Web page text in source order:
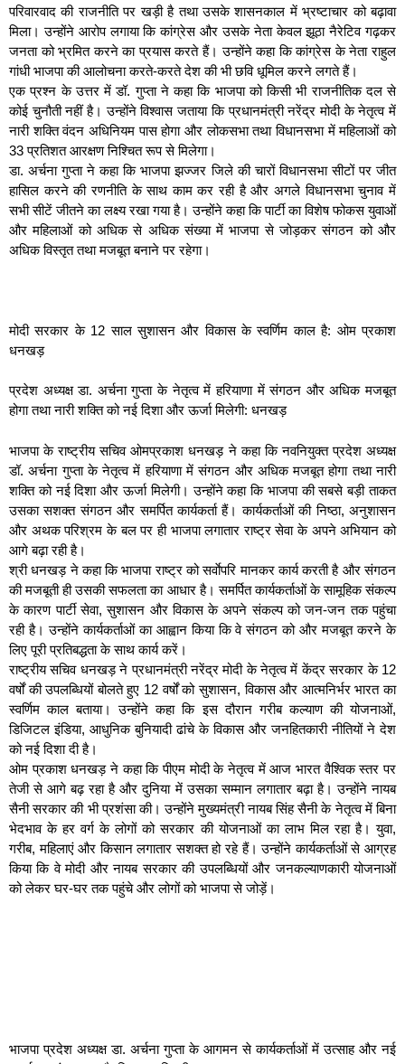
परिवारवाद की राजनीति पर खड़ी है तथा उसके शासनकाल में भ्रष्टाचार को बढ़ावा
मिला। उन्होंने आरोप लगाया कि कांग्रेस और उसके नेता केवल झूठा नैरेटिव गढ़कर
जनता को भ्रमित करने का प्रयास करते हैं। उन्होंने कहा कि कांग्रेस के नेता राहुल
गांधी भाजपा की आलोचना करते-करते देश की भी छवि धूमिल करने लगते हैं।
एक प्रश्न के उत्तर में डॉ. गुप्ता ने कहा कि भाजपा को किसी भी राजनीतिक दल से
कोई चुनौती नहीं है। उन्होंने विश्वास जताया कि प्रधानमंत्री नरेंद्र मोदी के नेतृत्व में
नारी शक्ति वंदन अधिनियम पास होगा और लोकसभा तथा विधानसभा में महिलाओं को
33 प्रतिशत आरक्षण निश्चित रूप से मिलेगा।
डा. अर्चना गुप्ता ने कहा कि भाजपा झज्जर जिले की चारों विधानसभा सीटों पर जीत
हासिल करने की रणनीति के साथ काम कर रही है और अगले विधानसभा चुनाव में
सभी सीटें जीतने का लक्ष्य रखा गया है। उन्होंने कहा कि पार्टी का विशेष फोकस युवाओं
और महिलाओं को अधिक से अधिक संख्या में भाजपा से जोड़कर संगठन को और
अधिक विस्तृत तथा मजबूत बनाने पर रहेगा।
मोदी सरकार के 12 साल सुशासन और विकास के स्वर्णिम काल है: ओम प्रकाश
धनखड़
प्रदेश अध्यक्ष डा. अर्चना गुप्ता के नेतृत्व में हरियाणा में संगठन और अधिक मजबूत
होगा तथा नारी शक्ति को नई दिशा और ऊर्जा मिलेगी: धनखड़
भाजपा के राष्ट्रीय सचिव ओमप्रकाश धनखड़ ने कहा कि नवनियुक्त प्रदेश अध्यक्ष
डॉ. अर्चना गुप्ता के नेतृत्व में हरियाणा में संगठन और अधिक मजबूत होगा तथा नारी
शक्ति को नई दिशा और ऊर्जा मिलेगी। उन्होंने कहा कि भाजपा की सबसे बड़ी ताकत
उसका सशक्त संगठन और समर्पित कार्यकर्ता हैं। कार्यकर्ताओं की निष्ठा, अनुशासन
और अथक परिश्रम के बल पर ही भाजपा लगातार राष्ट्र सेवा के अपने अभियान को
आगे बढ़ा रही है।
श्री धनखड़ ने कहा कि भाजपा राष्ट्र को सर्वाेपरि मानकर कार्य करती है और संगठन
की मजबूती ही उसकी सफलता का आधार है। समर्पित कार्यकर्ताओं के सामूहिक संकल्प
के कारण पार्टी सेवा, सुशासन और विकास के अपने संकल्प को जन-जन तक पहुंचा
रही है। उन्होंने कार्यकर्ताओं का आह्वान किया कि वे संगठन को और मजबूत करने के
लिए पूरी प्रतिबद्धता के साथ कार्य करें।
राष्ट्रीय सचिव धनखड़ ने प्रधानमंत्री नरेंद्र मोदी के नेतृत्व में केंद्र सरकार के 12
वर्षों की उपलब्धियों बोलते हुए 12 वर्षों को सुशासन, विकास और आत्मनिर्भर भारत का
स्वर्णिम काल बताया। उन्होंने कहा कि इस दौरान गरीब कल्याण की योजनाओं,
डिजिटल इंडिया, आधुनिक बुनियादी ढांचे के विकास और जनहितकारी नीतियों ने देश
को नई दिशा दी है।
ओम प्रकाश धनखड़ ने कहा कि पीएम मोदी के नेतृत्व में आज भारत वैश्विक स्तर पर
तेजी से आगे बढ़ रहा है और दुनिया में उसका सम्मान लगातार बढ़ा है। उन्होंने नायब
सैनी सरकार की भी प्रशंसा की। उन्होंने मुख्यमंत्री नायब सिंह सैनी के नेतृत्व में बिना
भेदभाव के हर वर्ग के लोगों को सरकार की योजनाओं का लाभ मिल रहा है। युवा,
गरीब, महिलाएं और किसान लगातार सशक्त हो रहे हैं। उन्होंने कार्यकर्ताओं से आग्रह
किया कि वे मोदी और नायब सरकार की उपलब्धियों और जनकल्याणकारी योजनाओं
को लेकर घर-घर तक पहुंचे और लोगों को भाजपा से जोड़ें।
भाजपा प्रदेश अध्यक्ष डा. अर्चना गुप्ता के आगमन से कार्यकर्ताओं में उत्साह और नई